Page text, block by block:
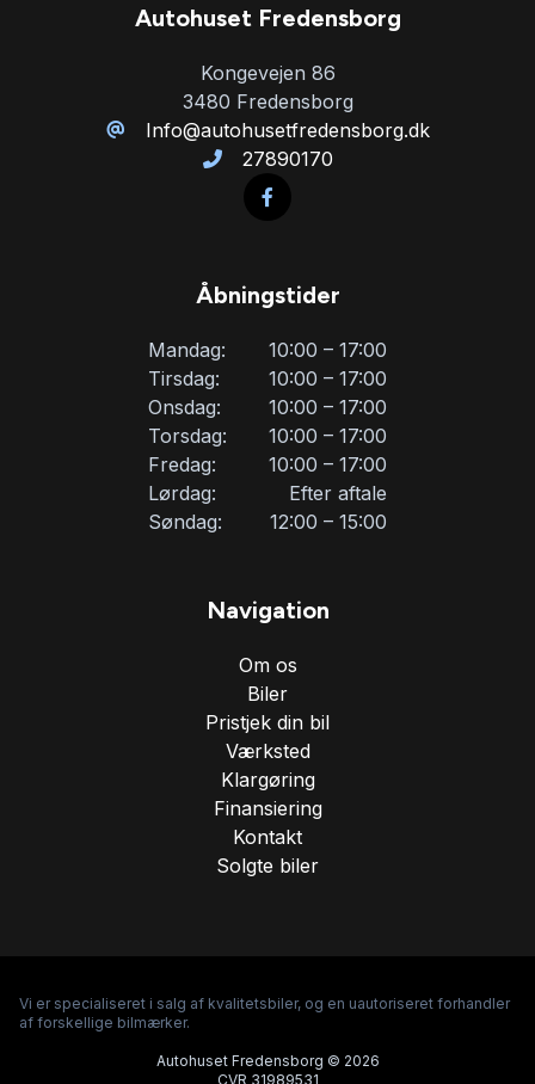
Startspærre
Tågelygter
USB tilslutning
Autohuset Fredensborg
Kongevejen 86
3480 Fredensborg
Info@autohusetfredensborg.dk
27890170
Åbningstider
Mandag:
10:00 – 17:00
Tirsdag:
10:00 – 17:00
Onsdag:
10:00 – 17:00
Torsdag:
10:00 – 17:00
Fredag:
10:00 – 17:00
Lørdag:
Efter aftale
Søndag:
12:00 – 15:00
Navigation
Om os
Biler
Pristjek din bil
Værksted
Klargøring
Finansiering
Kontakt
Solgte biler
Vi er specialiseret i salg af kvalitetsbiler, og en uautoriseret forhandler
af forskellige bilmærker.
Autohuset Fredensborg © 2026
CVR 31989531